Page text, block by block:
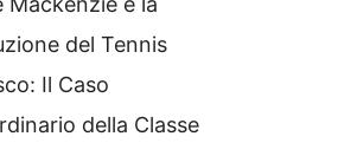
del Tennis
Il Caso
della Classe